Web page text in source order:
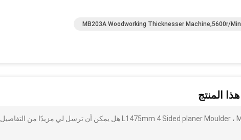
MB203A Woodworking Thicknesser Machine,5600r/
المنتج
أنا مهتم بذلك الجدول L1475mm 4 Sided planer Moulder ، MB4016E Wood Moulder Machine هل يمكن أن ترسل لي مزيدًا من التفاصيل